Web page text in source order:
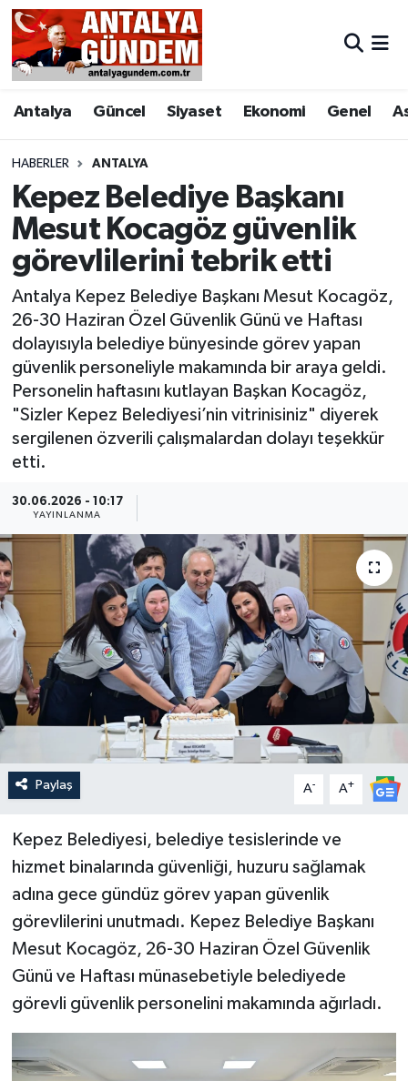
Antalya Güncel Siyaset Ekonomi Genel
HABERLER ANTALYA
Kepez Belediye Başkanı
Mesut Kocagöz güvenlik
görevlilerini tebrik etti
Antalya Kepez Belediye Başkanı Mesut Kocagöz,
26-30 Haziran Özel Güvenlik Günü ve Haftası
dolayısıyla belediye bünyesinde görev yapan
güvenlik personeliyle makamında bir araya geldi.
Personelin haftasını kutlayan Başkan Kocagöz,
"Sizler Kepez Belediyesi’nin vitrinisiniz" diyerek
sergilenen özverili çalışmalardan dolayı teşekkür
etti.
30.06.2026 - 10:17
YAYINLANMA
Paylaş A- A+
​Kepez Belediyesi, belediye tesislerinde ve
hizmet binalarında güvenliği, huzuru sağlamak
adına gece gündüz görev yapan güvenlik
görevlilerini unutmadı. Kepez Belediye Başkanı
Mesut Kocagöz, 26-30 Haziran Özel Güvenlik
Günü ve Haftası münasebetiyle belediyede
görevli güvenlik personelini makamında ağırladı.
Antalya
Asayiş
Bilim & Teknoloji
Bölge
EĞİTİM
Ekonomi
Genel
Görüntülü Haber
Güncel
Magazin
Resmi İlan
Sağlık & Yaşam
Siyaset
Antalya Nöbetçi Eczaneler
Antalya Hava Durumu
Antalya Namaz Vakitleri
Antalya Trafik Yoğunluk Haritası
Süper Lig Puan Durumu ve Fikstür
Tüm Manşetler
Son Dakika Haberleri
Haber Arşivi